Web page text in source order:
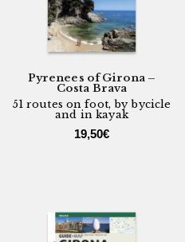
Pyrenees of Girona –
Costa Brava
51 routes on foot, by bycicle
and in kayak
19,50€